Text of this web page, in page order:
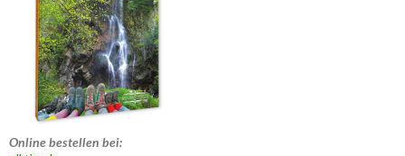
Online bestellen bei: